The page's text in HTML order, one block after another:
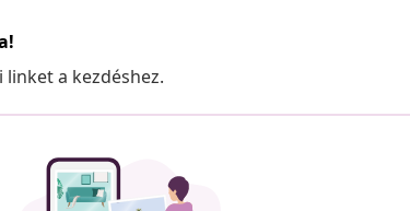
a kezdéshez.